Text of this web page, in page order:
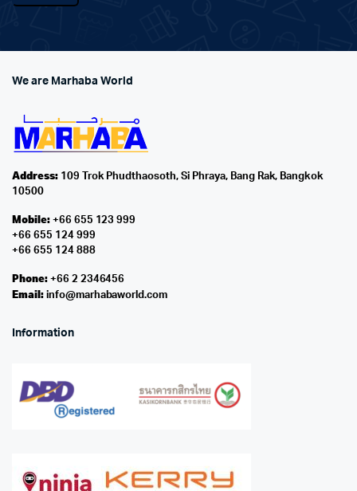
We are Marhaba World
Address:109 Trok Phudthaosoth, Si Phraya, Bang Rak, Bangkok
10500
Mobile:+66 655 123 999
+66 655 124 999
+66 655 124 888
Phone:+66 2 2346456
Email: info@marhabaworld.com
Information